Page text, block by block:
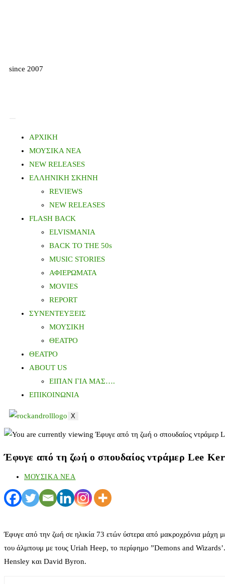
since 2007
ΑΡΧΙΚΗ
ΜΟΥΣΙΚΑ ΝΕΑ
NEW RELEASES
ΕΛΛΗΝΙΚΗ ΣΚΗΝΗ
REVIEWS
NEW RELEASES
FLASH BACK
ELVISMANIA
BACK TO THE 50s
MUSIC STORIES
ΑΦΙΕΡΩΜΑΤΑ
MOVIES
REPORT
ΣΥΝΕΝΤΕΥΞΕΙΣ
ΜΟΥΣΙΚΗ
ΘΕΑΤΡΟ
ΘΕΑΤΡΟ
ABOUT US
ΕΙΠΑΝ ΓΙΑ ΜΑΣ….
ΕΠΙΚΟΙΝΩΝΙΑ
X
Έφυγε από τη ζωή ο σπουδαίος ντράμερ Lee
ΜΟΥΣΙΚΑ ΝΕΑ
Έφυγε από την ζωή σε ηλικία 73 ετών ύστερα από μακροχρόνια μάχη
του άλμπουμ με τους Uriah Heep, το περίφημο ”Demons and
Hensley και David Byron.